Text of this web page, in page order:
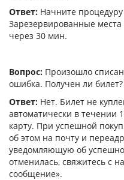
Ответ: Начните
Зарезервированные места
через 30 мин.
Вопрос: Произошло
ошибка. Получен ли билет?
Ответ: Нет. Билет не
автоматически в течении
карту. При успешной
об этом на почту и
уведомляющую об
отменилась, свяжитесь с
сообщение».